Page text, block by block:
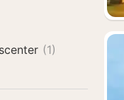
(1)